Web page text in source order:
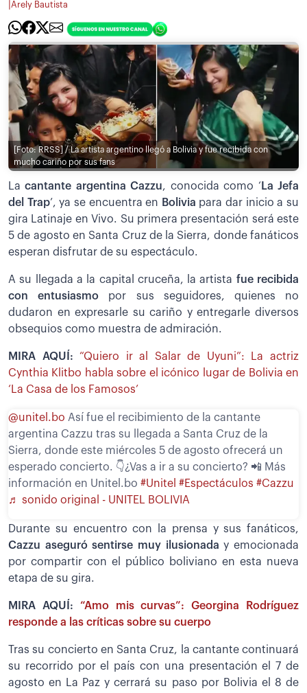
Arely Bautista
[Foto: RRSS] / La artista argentino llegó a Bolivia y fue recibida con
mucho cariño por sus fans
Lacantante argentina Cazzu, conocida como ‘ La Jefa
del Trap’, ya se encuentra en Bolivia para dar inicio a su
gira Latinaje en Vivo. Su primera presentación será este
5 de agosto en Santa Cruz de la Sierra, donde fanáticos
esperan disfrutar de su espectáculo.
A su llegada a la capital cruceña, la artista fue recibida
con entusiasmo por sus seguidores, quienes no
dudaron en expresarle su cariño y entregarle diversos
obsequios como muestra de admiración.
MIRA AQUÍ: “Quiero ir al Salar de Uyuni”: La actriz
Cynthia Klitbo habla sobre el icónico lugar de Bolivia en
‘La Casa de los Famosos’
@unitel.bo Así fue el recibimiento de la cantante
argentina Cazzu tras su llegada a Santa Cruz de la
Sierra, donde este miércoles 5 de agosto ofrecerá un
esperado concierto. 👇¿Vas a ir a su concierto? 📲 Más
información en Unitel.bo #Unitel #Espectáculos #Cazzu
♬ sonido original - UNITEL BOLIVIA
Durante su encuentro con la prensa y sus fanáticos,
Cazzu aseguró sentirse muy ilusionaday emocionada
por compartir con el público boliviano en esta nueva
etapa de su gira.
MIRA AQUÍ: “Amo mis curvas”: Georgina Rodríguez
responde a las críticas sobre su cuerpo
Tras su concierto en Santa Cruz, la cantante continuará
su recorrido por el país con una presentación el 7 de
agosto en La Paz y cerrará su paso por Bolivia el 8 de